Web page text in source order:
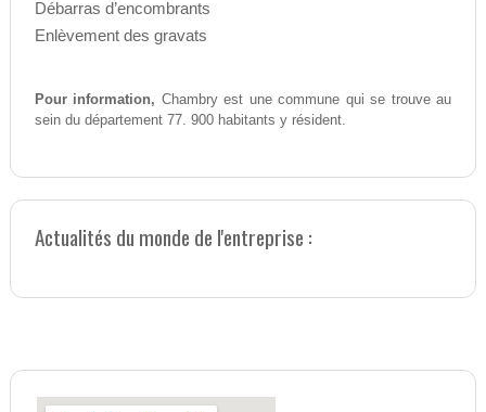
Débarras d’encombrants
Enlèvement des gravats
Pour information, Chambry est une commune qui se trouve au
sein du département 77. 900 habitants y résident.
Actualités du monde de l'entreprise :